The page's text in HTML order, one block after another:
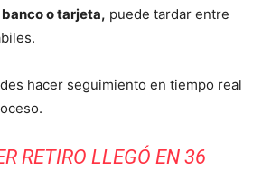
o tarjeta, puede tardar entre
hacer seguimiento en tiempo real
RETIRO LLEGÓ EN 36